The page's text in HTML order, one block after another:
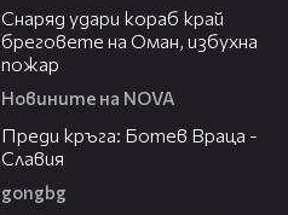
Снаряд удари кораб край
бреговете на Оман, избухна
пожар
Новините на NOVA
Преди кръга: Ботев Враца -
Славия
gongbg